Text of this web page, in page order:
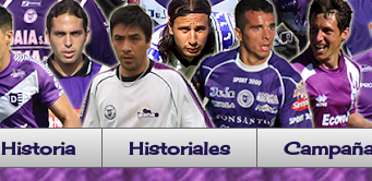
Historia Historiales